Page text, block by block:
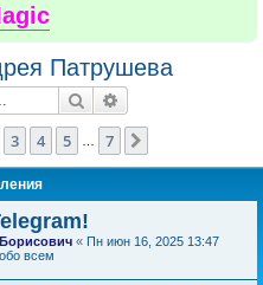
Патрушева
Поиск
из
3 4 5 7
« Пн июн 16, 2025 13:47
всем